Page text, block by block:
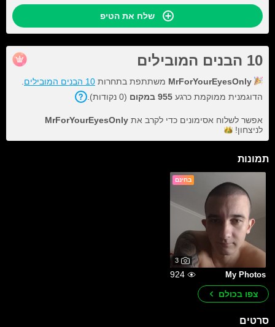
שלח את הטיפ
10 הבנים המובילים
MrForYourEyesOnly משתתפת בתחרות 10 הבנים המובילים
הדוגמנית ממוקמת כרגע 955 במקום (0 נקודות).
אפשר לשלוח אסימונים כדי לקרב את MrForYourEyesOnly
לניצחון!
תמונות
בחינם
3
My Photos
924
צפו בכולם
סרטים